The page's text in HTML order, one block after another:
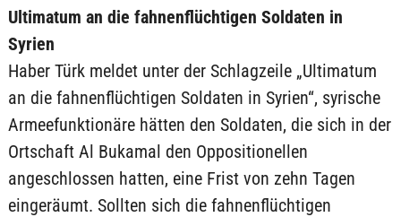
Ultimatum an die fahnenflüchtigen Soldaten in
Syrien
Haber Türk meldet unter der Schlagzeile „Ultimatum
an die fahnenflüchtigen Soldaten in Syrien“, syrische
Armeefunktionäre hätten den Soldaten, die sich in der
Ortschaft Al Bukamal den Oppositionellen
angeschlossen hatten, eine Frist von zehn Tagen
eingeräumt. Sollten sich die fahnenflüchtigen